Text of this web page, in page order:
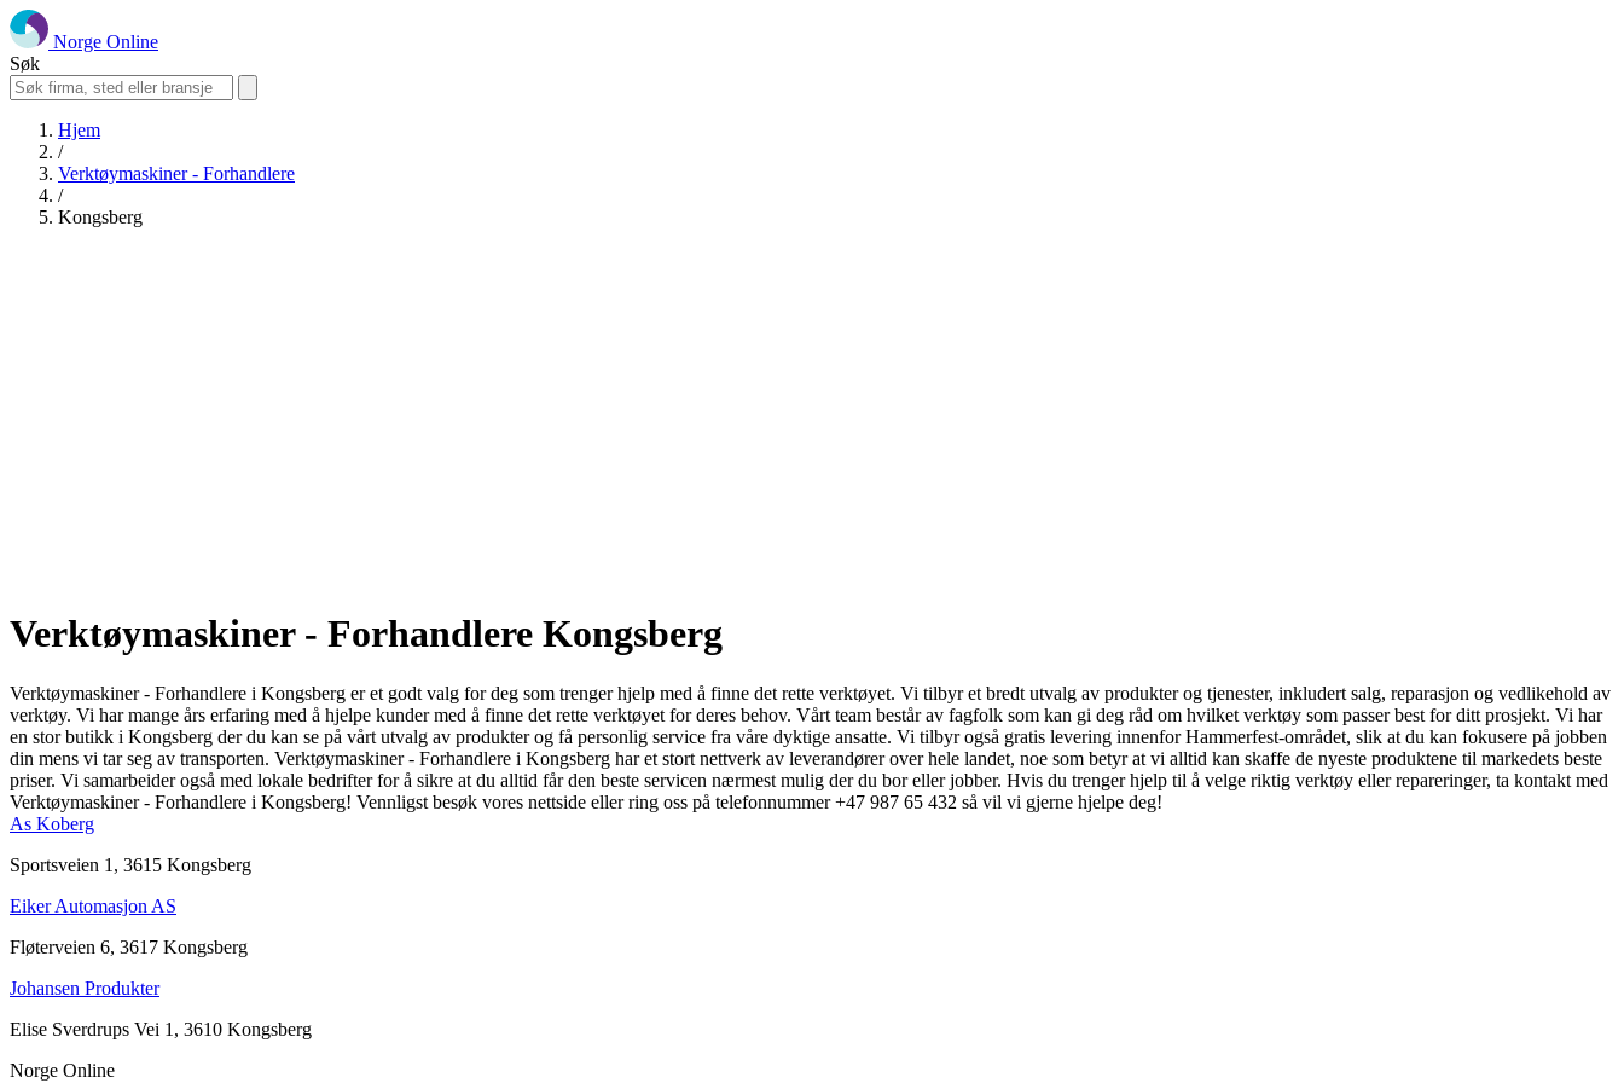
Norge Online
Søk
Hjem
/
Verktøymaskiner - Forhandlere
/
Kongsberg
Verktøymaskiner - Forhandlere Kongsberg
Verktøymaskiner - Forhandlere i Kongsberg er et godt valg for deg som trenger hjelp med å finne det rette verktøyet. Vi tilbyr et bredt utvalg av produkter og tjenester, inkludert salg, reparasjon og vedlikehold av
verktøy. Vi har mange års erfaring med å hjelpe kunder med å finne det rette verktøyet for deres behov. Vårt team består av fagfolk som kan gi deg råd om hvilket verktøy som passer best for ditt prosjekt. Vi har
en stor butikk i Kongsberg der du kan se på vårt utvalg av produkter og få personlig service fra våre dyktige ansatte. Vi tilbyr også gratis levering innenfor Hammerfest-området, slik at du kan fokusere på jobben
din mens vi tar seg av transporten. Verktøymaskiner - Forhandlere i Kongsberg har et stort nettverk av leverandører over hele landet, noe som betyr at vi alltid kan skaffe de nyeste produktene til markedets beste
priser. Vi samarbeider også med lokale bedrifter for å sikre at du alltid får den beste servicen nærmest mulig der du bor eller jobber. Hvis du trenger hjelp til å velge riktig verktøy eller repareringer, ta kontakt med
Verktøymaskiner - Forhandlere i Kongsberg! Vennligst besøk vores nettside eller ring oss på telefonnummer +47 987 65 432 så vil vi gjerne hjelpe deg!
As Koberg
Sportsveien 1, 3615 Kongsberg
Eiker Automasjon AS
Fløterveien 6, 3617 Kongsberg
Johansen Produkter
Elise Sverdrups Vei 1, 3610 Kongsberg
Norge Online